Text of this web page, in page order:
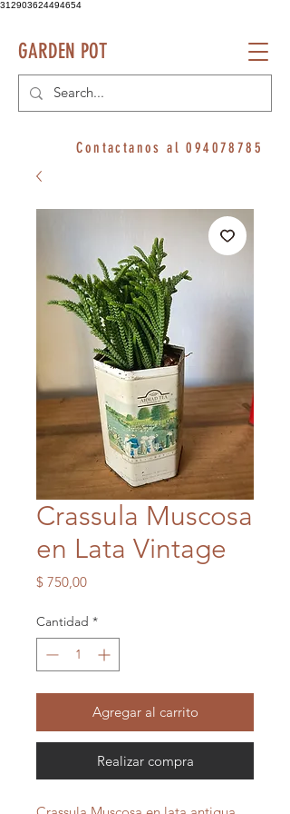
312903624494654
GARDEN POT
Contactanos al094078785
Crassula Muscosa
en Lata Vintage
$ 750,00Precio
Cantidad *
Agregar al carrito
Realizar compra